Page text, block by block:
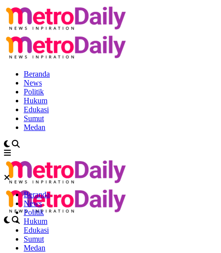
Beranda
News
Politik
Hukum
Edukasi
Sumut
Medan
Beranda
News
Politik
Hukum
Edukasi
Sumut
Medan